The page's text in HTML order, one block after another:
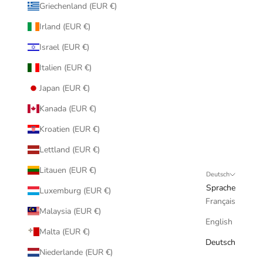
Griechenland (EUR €)
Irland (EUR €)
Israel (EUR €)
Italien (EUR €)
Japan (EUR €)
Kanada (EUR €)
Kroatien (EUR €)
Lettland (EUR €)
Litauen (EUR €)
Luxemburg (EUR €)
Malaysia (EUR €)
Malta (EUR €)
Niederlande (EUR €)
Deutsch
Sprache
Français
English
Deutsch